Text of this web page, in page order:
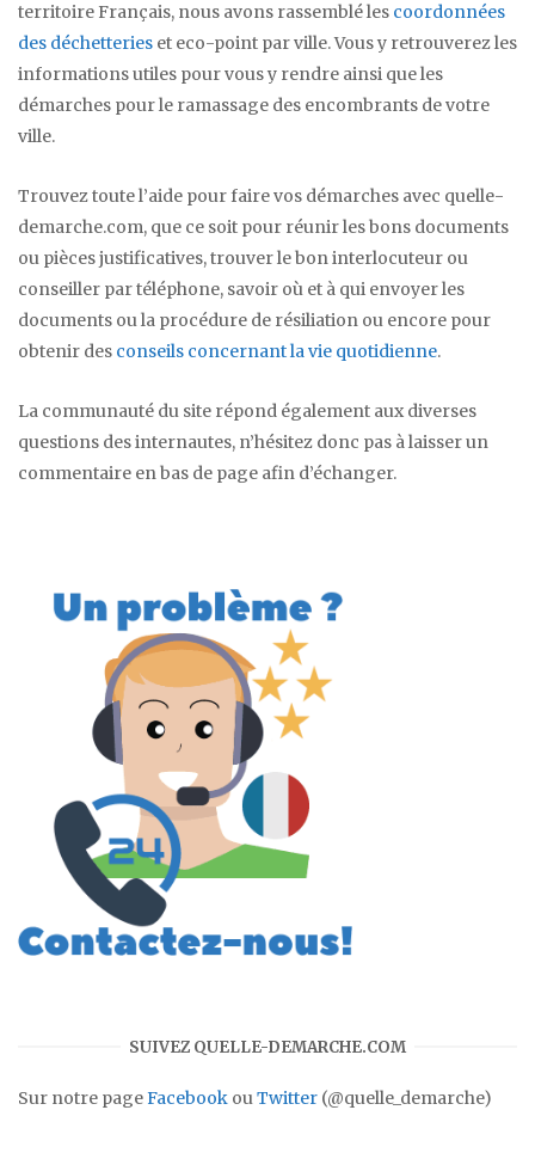
territoire Français, nous avons rassemblé les coordonnées
des déchetteries et eco-point par ville. Vous y retrouverez les
informations utiles pour vous y rendre ainsi que les
démarches pour le ramassage des encombrants de votre
ville.
Trouvez toute l’aide pour faire vos démarches avec quelle-
demarche.com, que ce soit pour réunir les bons documents
ou pièces justificatives, trouver le bon interlocuteur ou
conseiller par téléphone, savoir où et à qui envoyer les
documents ou la procédure de résiliation ou encore pour
obtenir des conseils concernant la vie quotidienne.
La communauté du site répond également aux diverses
questions des internautes, n’hésitez donc pas à laisser un
commentaire en bas de page afin d’échanger.
SUIVEZ QUELLE-DEMARCHE.COM
Sur notre pageFacebook ouTwitter (@quelle_demarche)